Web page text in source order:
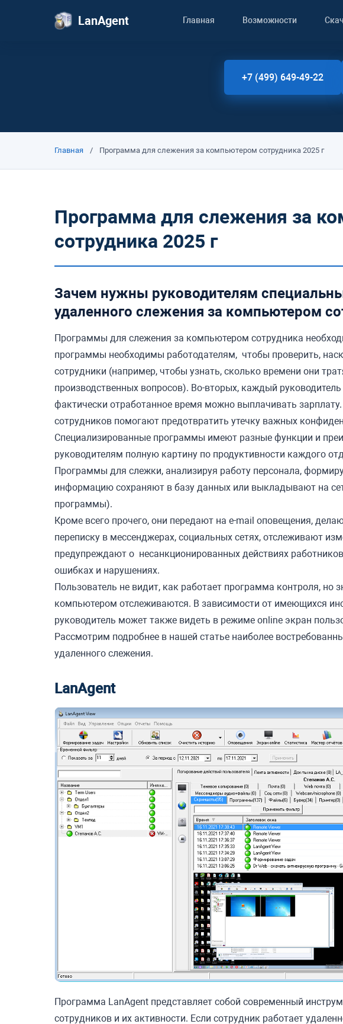
LanAgent Главная Возможности
+7 (499) 649-49-22
Главная / Программа для слежения за компьютером сотрудника 2025 г
Программа для слежения за
сотрудника 2025 г
Зачем нужны руководителям
удаленного слежения за компьютером
Программы для слежения за компьютером сотрудника
программы необходимы работодателям, чтобы проверить,
сотрудники (например, чтобы узнать, сколько времени они
производственных вопросов). Во-вторых, каждый
фактически отработанное время можно выплачивать
сотрудников помогают предотвратить утечку важных
Специализированные программы имеют разные функции и
руководителям полную картину по продуктивности каждого
Программы для слежки, анализируя работу персонала,
информацию сохраняют в базу данных или выкладывают на
программы).
Кроме всего прочего, они передают на e-mail оповещения,
переписку в мессенджерах, социальных сетях, отслеживают
предупреждают о несанкционированных действиях
ошибках и нарушениях.
Пользователь не видит, как работает программа контроля, но
компьютером отслеживаются. В зависимости от имеющихся
руководитель может также видеть в режиме online экран
Рассмотрим подробнее в нашей статье наиболее
удаленного слежения.
LanAgent
Программа LanAgent представляет собой современный
сотрудников и их активности. Если сотрудник работает